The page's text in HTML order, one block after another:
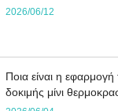
2026/06/12
Ποια είναι η
δοκιμής μίνι